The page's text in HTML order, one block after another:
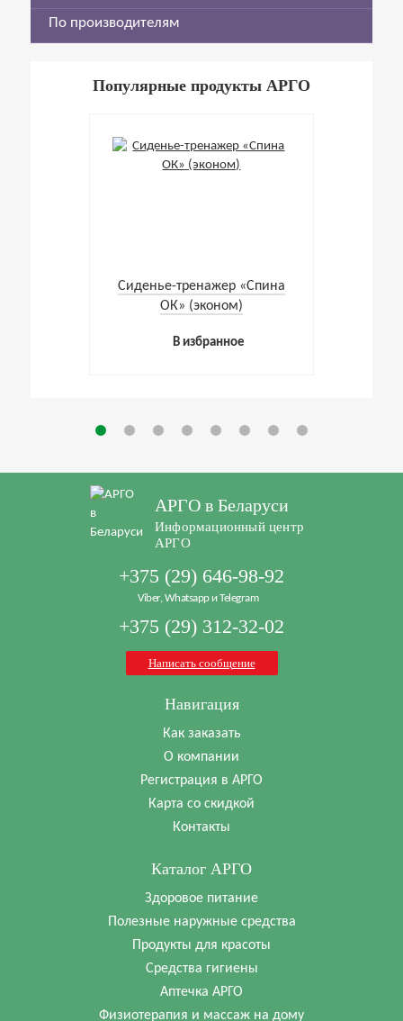
По производителям
Популярные продукты АРГО
Cиденье-тренажер «Спина
ОК» (эконом)
В избранное
АРГО в Беларуси
Информационный центр
АРГО
+375 (29) 646-98-92
Viber, Whatsapp и Telegram
+375 (29) 312-32-02
Написать сообщение
Навигация
Как заказать
О компании
Регистрация в АРГО
Карта со скидкой
Контакты
Каталог АРГО
Здоровое питание
Полезные наружные средства
Продукты для красоты
Средства гигиены
Аптечка АРГО
Физиотерапия и массаж на дому